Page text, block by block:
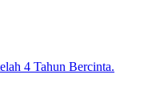
4 Tahun Bercinta.